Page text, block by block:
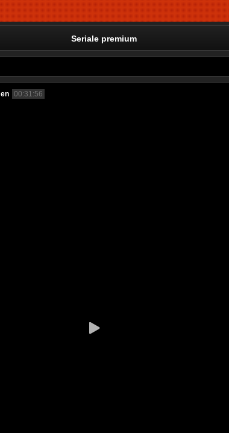
Seriale premium
00:31:56